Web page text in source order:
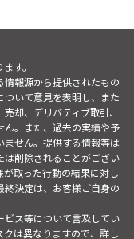
す。
報源から提供されたもの
いて意見を表明し、また
却、デリバティブ取引、
ん。また、過去の実績や予
せん。提供する情報等は
は削除されることがござい
取った行動の結果に対し
決定は、お客様ご自身の
ビス等について言及してい
は異なりますので、詳し